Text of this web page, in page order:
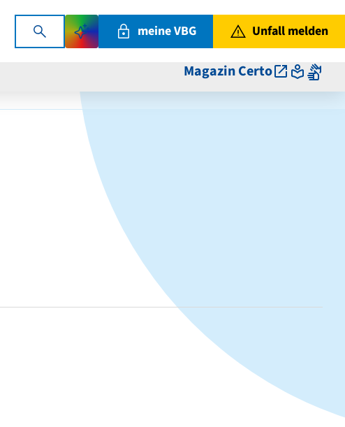
meine VBG Unfall melden
Magazin Certo